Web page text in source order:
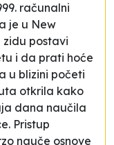
računalni
je u New
zidu postavi
i da prati hoće
u blizini početi
otkrila kako
dana naučila
Pristup
nauče osnove